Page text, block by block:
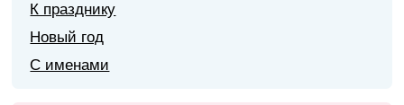
К празднику
Новый год
С именами